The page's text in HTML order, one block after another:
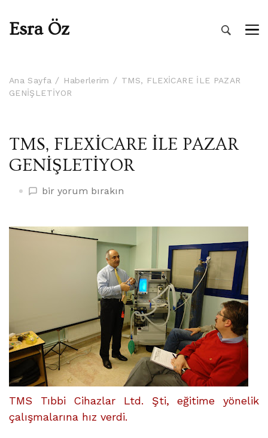
Esra Öz
Ana Sayfa Haberlerim
TMS, FLEXİCARE İLE PAZAR
GENİŞLETİYOR
TMS, FLEXİCARE İLE PAZAR
GENİŞLETİYOR
TMS,
PAZAR
GENİŞLETİYOR
bir yorum bırakın
TMS Tıbbi Cihazlar Ltd. Şti, eğitime yönelik
çalışmalarına hız verdi.